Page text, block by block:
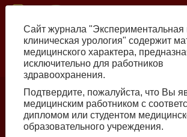
Skip
content
Number №2, 2026
Галлюцинации больших
Сайт журнала "Экспериментальная
клиническая урология" содержит
медицинского характера,
исключительно для работников
здравоохранения.
Подтвердите, пожалуйста, что Вы
медицинским работником с
дипломом или студентом
образовательного учреждения.